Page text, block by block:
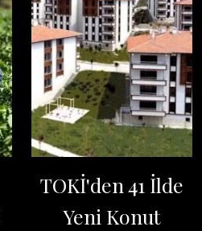
TOKİ'den 41 İlde
Yeni Konut